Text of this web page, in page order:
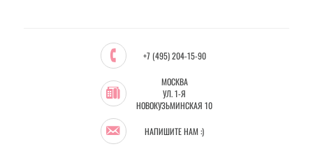
+7 (495) 204-15-90
МОСКВА
УЛ. 1-Я
НОВОКУЗЬМИНСКАЯ 10
НАПИШИТЕ НАМ :)